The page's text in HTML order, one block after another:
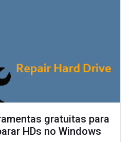
gratuitas para
HDs no Windows